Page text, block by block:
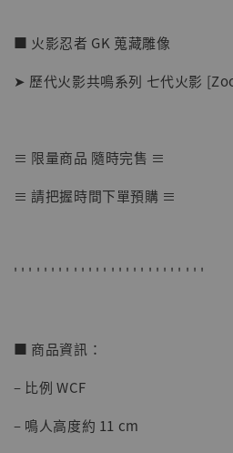
【店內現貨】七龍珠 系列
NT$ 5,580
■ 火影忍者 GK 蒐藏雕像
➤ 歷代火影共鳴系列 七代火影
≡ 限量商品 隨時完售 ≡
≡ 請把握時間下單預購 ≡
' ' ' ' ' ' ' ' ' ' ' ' ' ' ' ' ' ' ' ' ' ' ' ' ' '
■ 商品資訊：
– 比例 WCF
– 鳴人高度約 11 cm